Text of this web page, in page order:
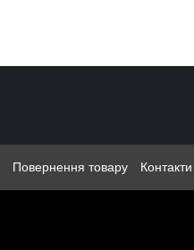
Повернення товару Контакти